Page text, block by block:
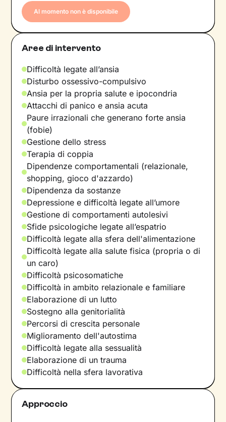
Al momento non è disponibile
Aree di intervento
Difficoltà legate all’ansia
Disturbo ossessivo-compulsivo
Ansia per la propria salute e ipocondria
Attacchi di panico e ansia acuta
Paure irrazionali che generano forte ansia
(fobie)
Gestione dello stress
Terapia di coppia
Dipendenze comportamentali (relazionale,
shopping, gioco d'azzardo)
Dipendenza da sostanze
Depressione e difficoltà legate all’umore
Gestione di comportamenti autolesivi
Sfide psicologiche legate all’espatrio
Difficoltà legate alla sfera dell'alimentazione
Difficoltà legate alla salute fisica (propria o di
un caro)
Difficoltà psicosomatiche
Difficoltà in ambito relazionale e familiare
Elaborazione di un lutto
Sostegno alla genitorialità
Percorsi di crescita personale
Miglioramento dell'autostima
Difficoltà legate alla sessualità
Elaborazione di un trauma
Difficoltà nella sfera lavorativa
Approccio